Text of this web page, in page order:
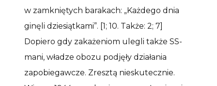
w zamkniętych barakach: „Każdego dnia
ginęli dziesiątkami”. [1; 10. Także: 2; 7]
Dopiero gdy zakażeniom ulegli także SS-
mani, władze obozu podjęły działania
zapobiegawcze. Zresztą nieskutecznie.